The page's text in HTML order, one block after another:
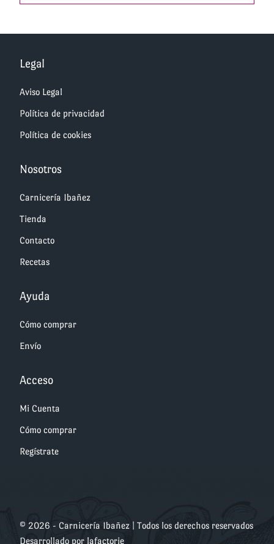
Legal
Aviso Legal
Política de privacidad
Política de cookies
Nosotros
Carnicería Ibañez
Tienda
Contacto
Recetas
Ayuda
Cómo comprar
Envío
Acceso
Mi Cuenta
Cómo comprar
Regístrate
© 2026 - Carnicería Ibañez | Todos los derechos reservados
Desarrollado por lafactorie